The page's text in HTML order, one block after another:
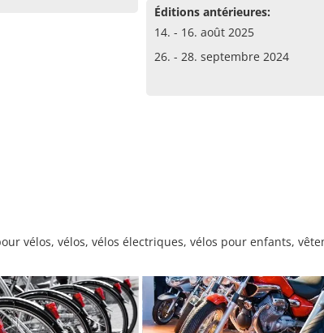
Éditions antérieures:
14. - 16. août 2025
26. - 28. septembre 2024
vélos, vélos, vélos électriques, vélos pour enfants,